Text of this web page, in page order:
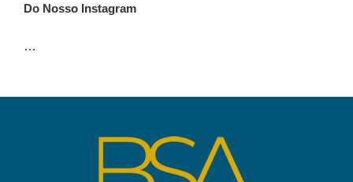
Do Nosso Instagram
…